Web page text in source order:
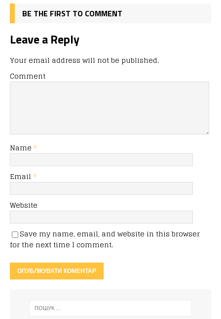
BE THE FIRST TO COMMENT
Leave a Reply
Your email address will not be published.
Comment
Name *
Email *
Website
Save my name, email, and website in this browser
for the next time I comment.